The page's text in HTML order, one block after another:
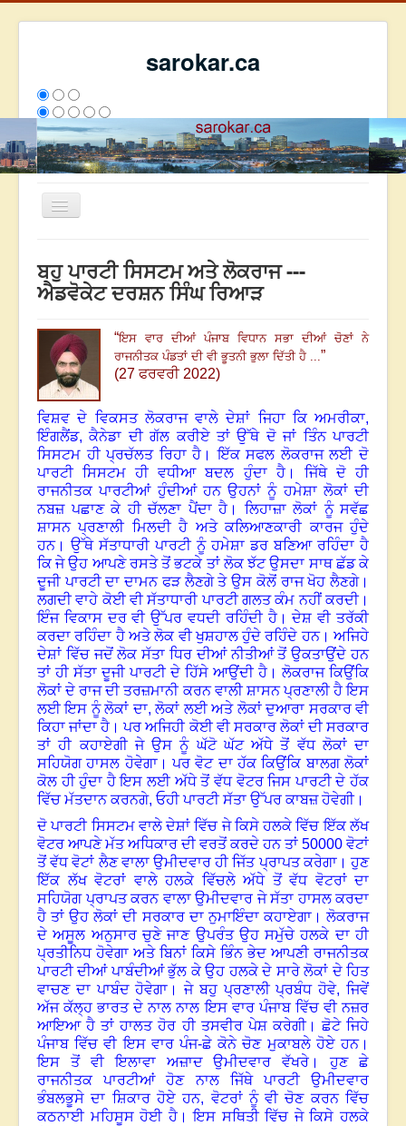
sarokar.ca
Toggle
ਰਚਨਾਵਾਂ
ਸੰਪਰਕ
We have 225 guests and no members online
2808389
ਬਹੁ ਪਾਰਟੀ ਸਿਸਟਮ ਅਤੇ ਲੋਕਰਾਜ ---
ਐਡਵੋਕੇਟ ਦਰਸ਼ਨ ਸਿੰਘ ਰਿਆੜ
“ਇਸ ਵਾਰ ਦੀਆਂ ਪੰਜਾਬ ਵਿਧਾਨ ਸਭਾ ਦੀਆਂ ਚੋਣਾਂ ਨੇ
ਰਾਜਨੀਤਕ ਪੰਡਤਾਂ ਦੀ ਵੀ ਭੂਤਨੀ ਭੁਲਾ ਦਿੱਤੀ ਹੈ ...”
(27 ਫਰਵਰੀ 2022)
ਵਿਸ਼ਵ ਦੇ ਵਿਕਸਤ ਲੋਕਰਾਜ ਵਾਲੇ ਦੇਸ਼ਾਂ ਜਿਹਾ ਕਿ ਅਮਰੀਕਾ,
ਇੰਗਲੈਂਡ,ਕੈਨੇਡਾ ਦੀ ਗੱਲ ਕਰੀਏ ਤਾਂ ਉੱਥੇ ਦੋ ਜਾਂ ਤਿੰਨ ਪਾਰਟੀ
ਸਿਸਟਮ ਹੀ ਪ੍ਰਚੱਲਤ ਰਿਹਾ ਹੈ ।ਇੱਕ ਸਫਲ ਲੋਕਰਾਜ ਲਈ ਦੋ
ਪਾਰਟੀ ਸਿਸਟਮ ਹੀ ਵਧੀਆ ਬਦਲ ਹੁੰਦਾ ਹੈ। ਜਿੱਥੇ ਦੋ ਹੀ
ਰਾਜਨੀਤਕ ਪਾਰਟੀਆਂ ਹੁੰਦੀਆਂ ਹਨ ਉਹਨਾਂ ਨੂੰ ਹਮੇਸ਼ਾ ਲੋਕਾਂ ਦੀ
ਨਬਜ਼ ਪਛਾਣ ਕੇ ਹੀ ਚੱਲਣਾ ਪੈਂਦਾ ਹੈ । ਲਿਹਾਜ਼ਾ ਲੋਕਾਂ ਨੂੰ ਸਵੱਛ
ਸ਼ਾਸਨ ਪ੍ਰਣਾਲੀ ਮਿਲਦੀ ਹੈ ਅਤੇ ਕਲਿਆਣਕਾਰੀ ਕਾਰਜ ਹੁੰਦੇ
ਹਨ। ਉੱਥੇ ਸੱਤਾਧਾਰੀ ਪਾਰਟੀ ਨੂੰ ਹਮੇਸ਼ਾ ਡਰ ਬਣਿਆ ਰਹਿੰਦਾ ਹੈ
ਕਿ ਜੇ ਉਹ ਆਪਣੇ ਰਸਤੇ ਤੋਂ ਭਟਕੇ ਤਾਂ ਲੋਕ ਝੱਟ ਉਸਦਾ ਸਾਥ ਛੱਡ ਕੇ
ਦੂਜੀ ਪਾਰਟੀ ਦਾ ਦਾਮਨ ਫੜ ਲੈਣਗੇ ਤੇ ਉਸ ਕੋਲੋਂ ਰਾਜ ਖੋਹ ਲੈਣਗੇ।
ਲਗਦੀ ਵਾਹੇ ਕੋਈ ਵੀ ਸੱਤਾਧਾਰੀ ਪਾਰਟੀ ਗਲਤ ਕੰਮ ਨਹੀਂ ਕਰਦੀ।
ਇੰਜ ਵਿਕਾਸ ਦਰ ਵੀ ਉੱਪਰ ਵਧਦੀ ਰਹਿੰਦੀ ਹੈ।ਦੇਸ਼ ਵੀ ਤਰੱਕੀ
ਕਰਦਾ ਰਹਿੰਦਾ ਹੈ ਅਤੇ ਲੋਕ ਵੀ ਖੁਸ਼ਹਾਲ ਹੁੰਦੇ ਰਹਿੰਦੇ ਹਨ।ਅਜਿਹੇ
ਦੇਸ਼ਾਂ ਵਿੱਚ ਜਦੋਂ ਲੋਕ ਸੱਤਾ ਧਿਰ ਦੀਆਂ ਨੀਤੀਆਂ ਤੋਂ ਉਕਤਾਉਂਦੇ ਹਨ
ਤਾਂ ਹੀ ਸੱਤਾ ਦੂਜੀ ਪਾਰਟੀ ਦੇ ਹਿੱਸੇ ਆਉਂਦੀ ਹੈ ।ਲੋਕਰਾਜ ਕਿਉਂਕਿ
ਲੋਕਾਂ ਦੇ ਰਾਜ ਦੀ ਤਰਜ਼ਮਾਨੀ ਕਰਨ ਵਾਲੀ ਸ਼ਾਸਨ ਪ੍ਰਣਾਲੀ ਹੈ ਇਸ
ਲਈ ਇਸ ਨੂੰ ਲੋਕਾਂ ਦਾ,ਲੋਕਾਂ ਲਈ ਅਤੇ ਲੋਕਾਂ ਦੁਆਰਾ ਸਰਕਾਰ ਵੀ
ਕਿਹਾ ਜਾਂਦਾ ਹੈ ।ਪਰ ਅਜਿਹੀ ਕੋਈ ਵੀ ਸਰਕਾਰ ਲੋਕਾਂ ਦੀ ਸਰਕਾਰ
ਤਾਂ ਹੀ ਕਹਾਏਗੀ ਜੇ ਉਸ ਨੂੰ ਘੱਟੋ ਘੱਟ ਅੱਧੇ ਤੋਂ ਵੱਧ ਲੋਕਾਂ ਦਾ
ਸਹਿਯੋਗ ਹਾਸਲ ਹੋਵੇਗਾ।ਪਰ ਵੋਟ ਦਾ ਹੱਕ ਕਿਉਂਕਿ ਬਾਲਗ ਲੋਕਾਂ
ਕੋਲ ਹੀ ਹੁੰਦਾ ਹੈ ਇਸ ਲਈ ਅੱਧੇ ਤੋਂ ਵੱਧ ਵੋਟਰ ਜਿਸ ਪਾਰਟੀ ਦੇ ਹੱਕ
ਵਿੱਚ ਮੱਤਦਾਨ ਕਰਨਗੇ, ਓਹੀ ਪਾਰਟੀ ਸੱਤਾ ਉੱਪਰ ਕਾਬਜ਼ ਹੋਵੇਗੀ।
ਦੋ ਪਾਰਟੀ ਸਿਸਟਮ ਵਾਲੇ ਦੇਸ਼ਾਂ ਵਿੱਚ ਜੇ ਕਿਸੇ ਹਲਕੇ ਵਿੱਚ ਇੱਕ ਲੱਖ
ਵੋਟਰ ਆਪਣੇ ਮੱਤ ਅਧਿਕਾਰ ਦੀ ਵਰਤੋਂ ਕਰਦੇ ਹਨ ਤਾਂ 50000 ਵੋਟਾਂ
ਤੋਂ ਵੱਧ ਵੋਟਾਂ ਲੈਣ ਵਾਲਾ ਉਮੀਦਵਾਰ ਹੀ ਜਿੱਤ ਪ੍ਰਾਪਤ ਕਰੇਗਾ।ਹੁਣ
ਇੱਕ ਲੱਖ ਵੋਟਰਾਂ ਵਾਲੇ ਹਲਕੇ ਵਿੱਚਲੇ ਅੱਧੇ ਤੋਂ ਵੱਧ ਵੋਟਰਾਂ ਦਾ
ਸਹਿਯੋਗ ਪ੍ਰਾਪਤ ਕਰਨ ਵਾਲਾ ਉਮੀਦਵਾਰ ਜੇ ਸੱਤਾ ਹਾਸਲ ਕਰਦਾ
ਹੈ ਤਾਂ ਉਹ ਲੋਕਾਂ ਦੀ ਸਰਕਾਰ ਦਾ ਨੁਮਾਇੰਦਾ ਕਹਾਏਗਾ।ਲੋਕਰਾਜ
ਦੇ ਅਸੂਲ ਅਨੁਸਾਰ ਚੁਣੇ ਜਾਣ ਉਪਰੰਤ ਉਹ ਸਮੁੱਚੇ ਹਲਕੇ ਦਾ ਹੀ
ਪ੍ਰਤੀਨਿਧ ਹੋਵੇਗਾ ਅਤੇ ਬਿਨਾਂ ਕਿਸੇ ਭਿੰਨ ਭੇਦ ਆਪਣੀ ਰਾਜਨੀਤਕ
ਪਾਰਟੀ ਦੀਆਂ ਪਾਬੰਦੀਆਂ ਭੁੱਲ ਕੇ ਉਹ ਹਲਕੇ ਦੇ ਸਾਰੇ ਲੋਕਾਂ ਦੇ ਹਿਤ
ਵਾਚਣ ਦਾ ਪਾਬੰਦ ਹੋਵੇਗਾ ।ਜੇ ਬਹੁ ਪ੍ਰਣਾਲੀ ਪ੍ਰਬੰਧ ਹੋਵੇ,ਜਿਵੇਂ
ਅੱਜ ਕੱਲ੍ਹ ਭਾਰਤ ਦੇ ਨਾਲ ਨਾਲ ਇਸ ਵਾਰ ਪੰਜਾਬ ਵਿੱਚ ਵੀ ਨਜ਼ਰ
ਆਇਆ ਹੈ ਤਾਂ ਹਾਲਤ ਹੋਰ ਹੀ ਤਸਵੀਰ ਪੇਸ਼ ਕਰੇਗੀ।ਛੋਟੇ ਜਿਹੇ
ਪੰਜਾਬ ਵਿੱਚ ਵੀ ਇਸ ਵਾਰ ਪੰਜ-ਛੇ ਕੋਨੇ ਚੋਣ ਮੁਕਾਬਲੇ ਹੋਏ ਹਨ।
ਇਸ ਤੋਂ ਵੀ ਇਲਾਵਾ ਅਜ਼ਾਦ ਉਮੀਦਵਾਰ ਵੱਖਰੇ ।ਹੁਣ ਛੇ
ਰਾਜਨੀਤਕ ਪਾਰਟੀਆਂ ਹੋਣ ਨਾਲ ਜਿੱਥੇ ਪਾਰਟੀ ਉਮੀਦਵਾਰ
ਭੰਬਲਭੂਸੇ ਦਾ ਸ਼ਿਕਾਰ ਹੋਏ ਹਨ, ਵੋਟਰਾਂ ਨੂੰ ਵੀ ਚੋਣ ਕਰਨ ਵਿੱਚ
ਕਠਨਾਈ ਮਹਿਸੂਸ ਹੋਈ ਹੈ।ਇਸ ਸਥਿਤੀ ਵਿੱਚ ਜੇ ਕਿਸੇ ਹਲਕੇ